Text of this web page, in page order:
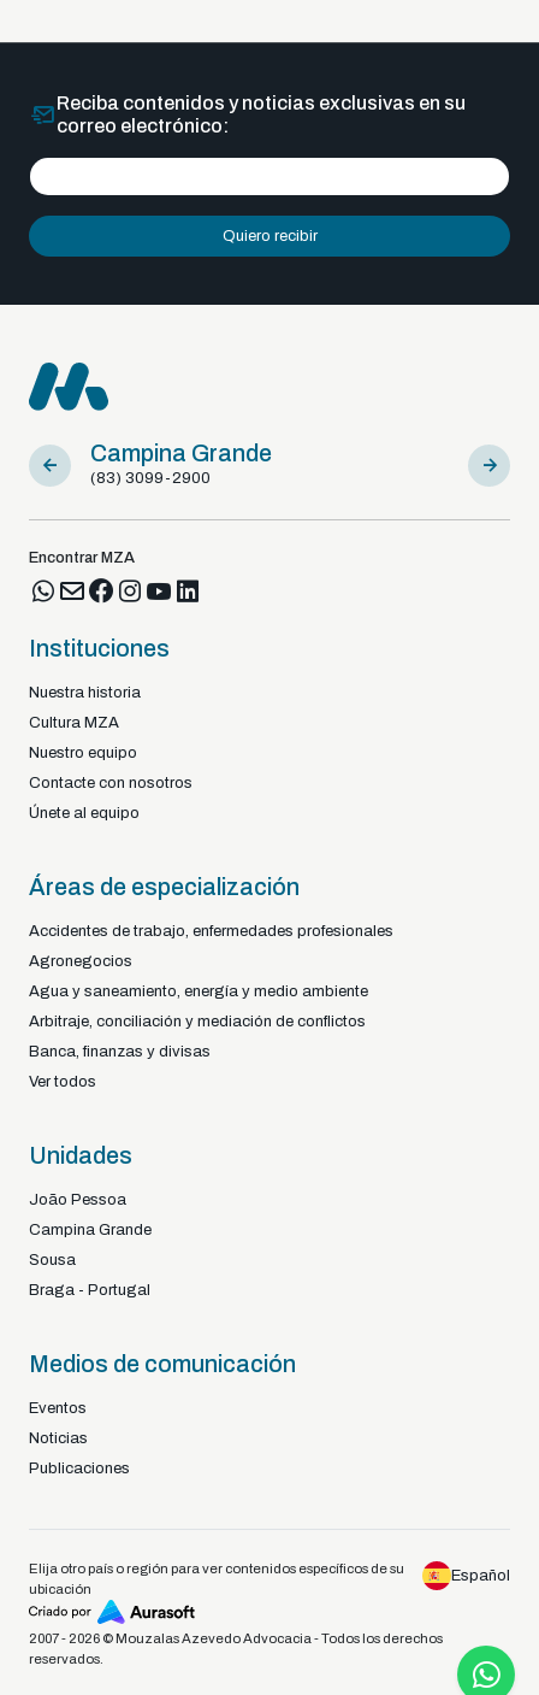
Reciba contenidos y noticias exclusivas en su
correo electrónico:
Quiero recibir
Campina Grande
(83) 3099-2900
Sousa
(83)
Encontrar MZA
Instituciones
Nuestra historia
Cultura MZA
Nuestro equipo
Contacte con nosotros
Únete al equipo
Áreas de especialización
Accidentes de trabajo, enfermedades profesionales
Agronegocios
Agua y saneamiento, energía y medio ambiente
Arbitraje, conciliación y mediación de conflictos
Banca, finanzas y divisas
Ver todos
Unidades
João Pessoa
Campina Grande
Sousa
Braga - Portugal
Medios de comunicación
Eventos
Noticias
Publicaciones
Elija otro país o región para ver contenidos específicos de su
ubicación
Español
2007 - 2026 © Mouzalas Azevedo Advocacia - Todos los derechos
reservados.